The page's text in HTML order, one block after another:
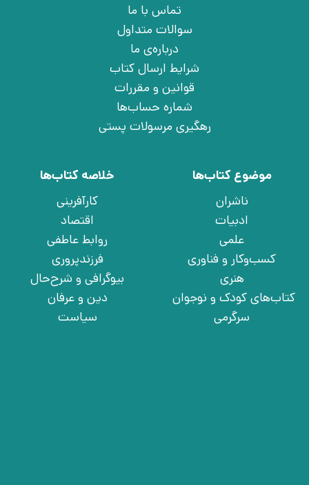
تماس با ما
سوالات متداول
درباره‌ی ما
شرایط ارسال کتاب
قوانین و مقررات
شماره حساب‌ها
رهگیری مرسولات پستی
موضوع کتاب‌ها
ناشران
ادبیات
علمی
کسب‌وکار و فناوری
هنری
کتاب‌های کودک و نوجوان
سرگرمی
خلاصه کتاب‌ها
کارآفرینی
اقتصاد
روابط عاطفی
فرزندپروری
بیوگرافی و شرح‌حال
دین و عرفان
سیاست